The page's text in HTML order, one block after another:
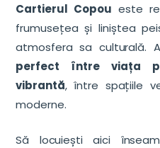
Cartierul Copou este
frumusețea și liniștea
atmosfera sa culturală.
perfect între viața
vibrantă, între spațiile
moderne.
Să locuiești aici